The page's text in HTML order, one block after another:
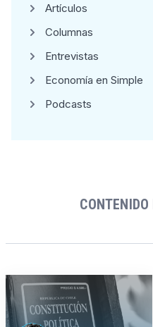
Artículos
Columnas
Entrevistas
Economía en Simple
Podcasts